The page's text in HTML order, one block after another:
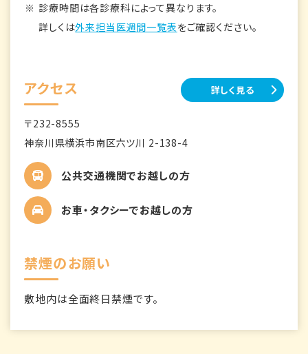
診療時間は各診療科によって異なります。
詳しくは外来担当医週間一覧表をご確認ください。
アクセス 詳しく見る
〒232-8555
神奈川県横浜市南区六ツ川 2-138-4
公共交通機関でお越しの方
お車・タクシーでお越しの方
禁煙のお願い
敷地内は全面終日禁煙です。